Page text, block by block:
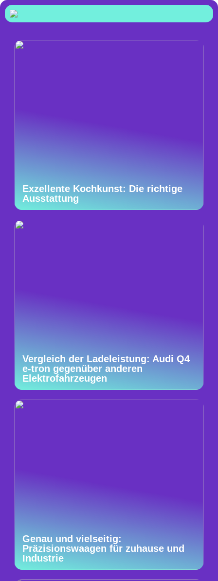
Exzellente Kochkunst: Die richtige
Ausstattung
Vergleich der Ladeleistung: Audi Q4
e-tron gegenüber anderen
Elektrofahrzeugen
Genau und vielseitig:
Präzisionswaagen für zuhause und
Industrie